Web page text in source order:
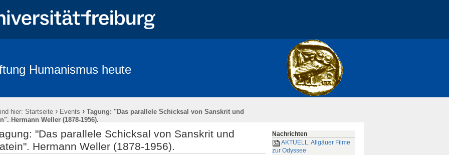
Humanismus heute
hier: Startseite › Events › Tagung: "Das parallele Schicksal von Sanskrit und
Hermann Weller (1878-1956).
"Das parallele Schicksal von Sanskrit und
Hermann Weller (1878-1956).
Nachrichten
AKTUELL: Allgäuer Filme
zur Odyssee